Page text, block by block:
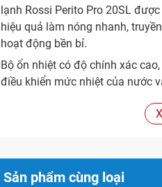
lạnh Rossi Perito Pro 20SL
hiệu quả làm nóng nhanh,
hoạt động bền bỉ.
Bộ ổn nhiệt có độ chính xác
điều khiển mức nhiệt của nước
được nhập khẩu từ tập đoàn
của bình nóng lạnh Rossi giá rẻ
Sản phẩm cùng loại